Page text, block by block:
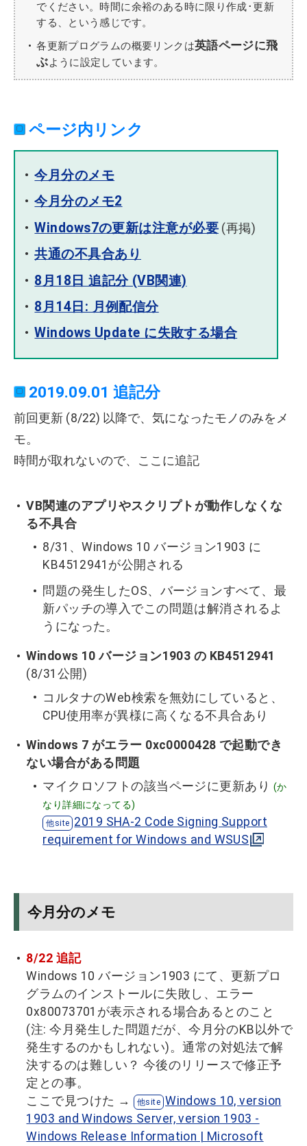
でください。時間に余裕のある時に限り作成･更新
する、という感じです。
各更新プログラムの概要リンクは英語ページに飛
ぶように設定しています。
ページ内リンク
今月分のメモ
今月分のメモ2
Windows7の更新は注意が必要(再掲)
共通の不具合あり
8月18日 追記分 (VB関連)
8月14日: 月例配信分
Windows Update に失敗する場合
2019.09.01 追記分
前回更新 (8/22) 以降で、気になったモノのみをメ
モ。
時間が取れないので、ここに追記
VB関連のアプリやスクリプトが動作しなくな
る不具合
8/31、Windows 10 バージョン1903 に
KB4512941が公開される
問題の発生したOS、バージョンすべて、最
新パッチの導入でこの問題は解消されるよ
うになった。
Windows 10 バージョン1903 の KB4512941
(8/31公開)
コルタナのWeb検索を無効にしていると、
CPU使用率が異様に高くなる不具合あり
Windows 7 がエラー 0xc0000428 で起動でき
ない場合がある問題
マイクロソフトの該当ページに更新あり (か
なり詳細になってる)
2019 SHA-2 Code Signing Support
requirement for Windows and WSUS
今月分のメモ
8/22 追記
Windows 10 バージョン1903 にて、更新プロ
グラムのインストールに失敗し、エラー
0x80073701が表示される場合あるとのこと
(注: 今月発生した問題だが、今月分のKB以外で
発生するのかもしれない)。通常の対処法で解
決するのは難しい？ 今後のリリースで修正予
定との事。
ここで見つけた →
Windows 10, version
1903 and Windows Server, version 1903 -
Windows Release Information | Microsoft